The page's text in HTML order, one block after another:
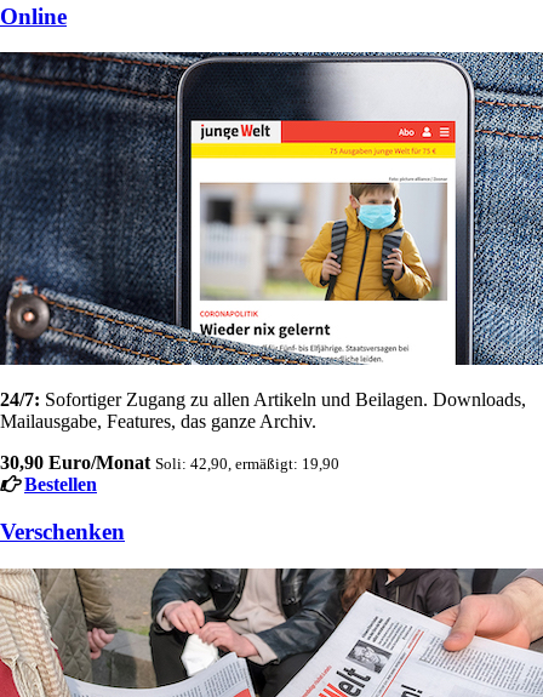
Online
24/7: Sofortiger Zugang zu allen Artikeln und Beilagen. Downloads,
Mailausgabe, Features, das ganze Archiv.
30,90 Euro/Monat Soli: 42,90, ermäßigt: 19,90
Bestellen
Verschenken